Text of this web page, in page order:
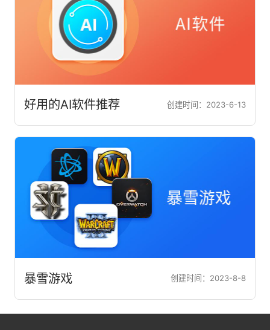
好用的AI软件推荐 创建时间：2023-6-13
暴雪游戏 创建时间：2023-8-8